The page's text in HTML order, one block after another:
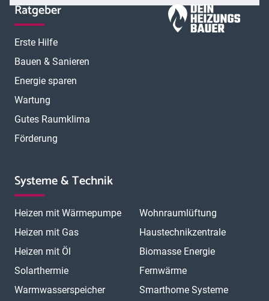
Ratgeber
Erste Hilfe
Bauen & Sanieren
Energie sparen
Wartung
Gutes Raumklima
Förderung
Systeme & Technik
Heizen mit Wärmepumpe
Heizen mit Gas
Heizen mit Öl
Solarthermie
Warmwasserspeicher
Wohnraumlüftung
Haustechnikzentrale
Biomasse Energie
Fernwärme
Smarthome Systeme